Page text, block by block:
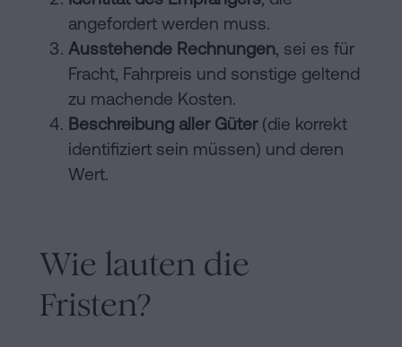
angefordert werden muss.
Ausstehende Rechnungen, sei es für
Fracht, Fahrpreis und sonstige geltend
zu machende Kosten.
Beschreibung aller Güter(die korrekt
identifiziert sein müssen) und deren
Wert.
Wie lauten die
Fristen?